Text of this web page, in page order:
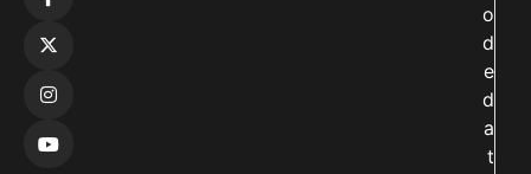
o
d
e
d
a
t